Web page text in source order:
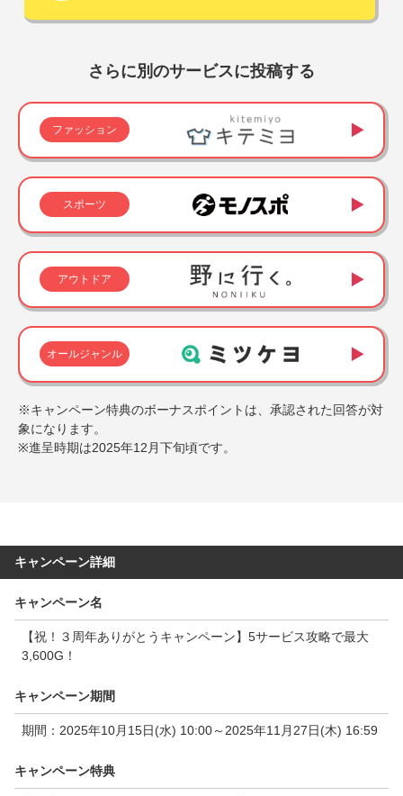
さらに別のサービスに投稿する
ファッション
スポーツ
アウトドア
オールジャンル
※キャンペーン特典のボーナスポイントは、承認された回答が対
象になります。
※進呈時期は2025年12月下旬頃です。
キャンペーン詳細
キャンペーン名
【祝！３周年ありがとうキャンペーン】5サービス攻略で最大
3,600G！
キャンペーン期間
期間：2025年10月15日(水) 10:00～2025年11月27日(木) 16:59
キャンペーン特典